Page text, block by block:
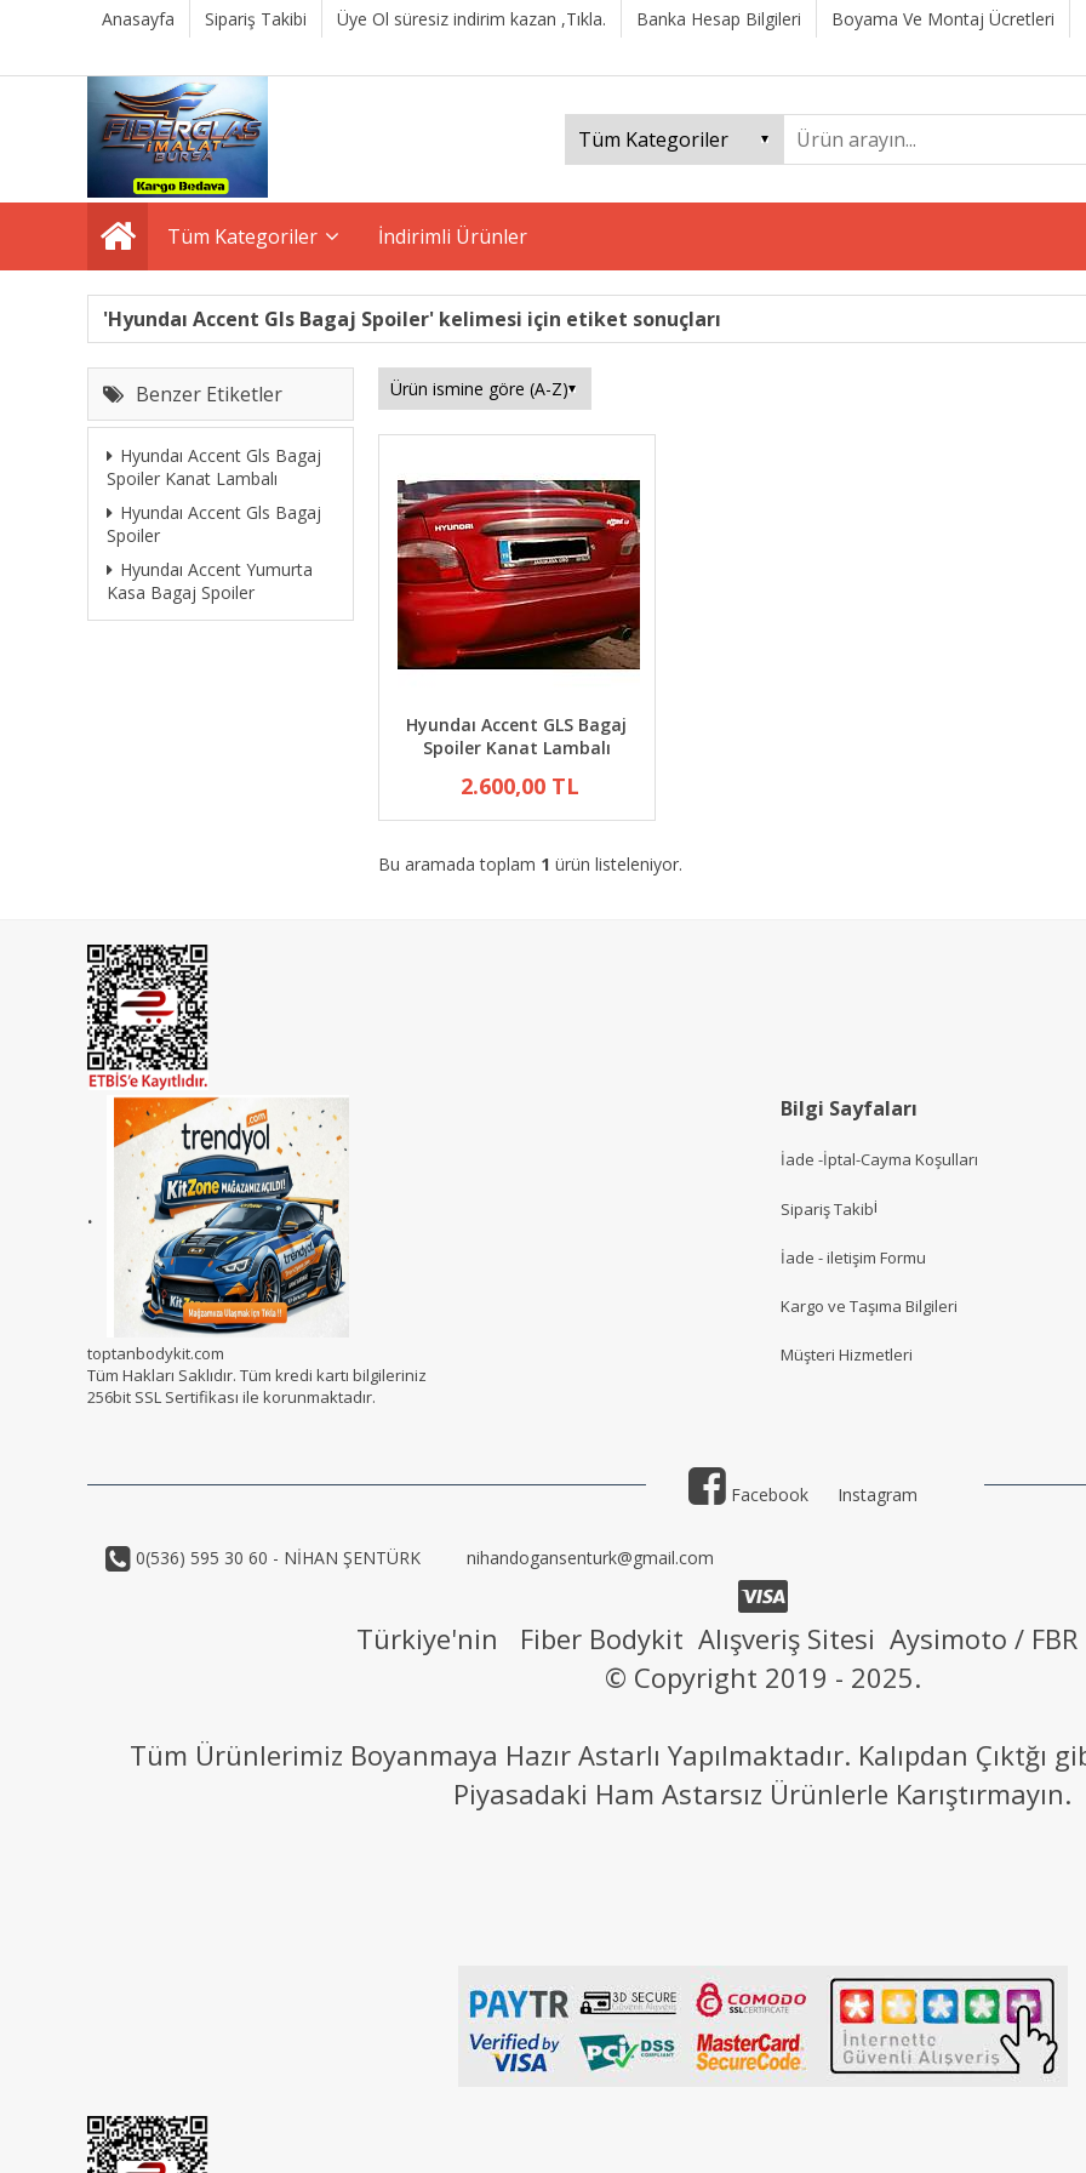
Anasayfa Sipariş Takibi Üye Ol süresiz indirim kazan ,Tıkla. Banka Hesap Bilgileri Boyama Ve Montaj Ücretleri
Tüm Kategoriler İndirimli Ürünler
'Hyundaı Accent Gls Bagaj Spoiler' kelimesi için etiket sonuçları
Benzer Etiketler
Hyundaı Accent Gls Bagaj
Spoiler Kanat Lambalı
Hyundaı Accent Gls Bagaj
Spoiler
Hyundaı Accent Yumurta
Kasa Bagaj Spoiler
Hyundaı Accent GLS Bagaj
Spoiler Kanat Lambalı
2.600,00 TL
Bu aramada toplam 1 ürün listeleniyor.
.
toptanbodykit.com
Tüm Hakları Saklıdır. Tüm kredi kartı bilgileriniz
256bit SSL Sertifikası ile korunmaktadır.
Bilgi Sayfaları
İade -İptal-Cayma Koşulları
Sipariş Takibi
İade - iletişim Formu
Kargo ve Taşıma Bilgileri
Müşteri Hizmetleri
Facebook Instagram
0(536) 595 30 60 - NİHAN ŞENTÜRK nihandogansenturk@gmail.com
Türkiye'nin Fiber Bodykit Alışveriş Sitesi Aysimoto / FBR
© Copyright 2019 - 2025.
Tüm Ürünlerimiz Boyanmaya Hazır Astarlı Yapılmaktadır. Kalıpdan Çıktğı
Piyasadaki Ham Astarsız Ürünlerle Karıştırmayın.